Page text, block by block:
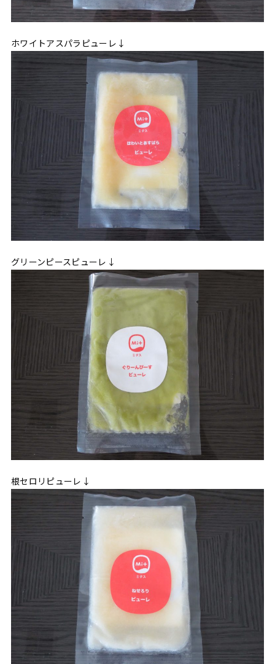
ホワイトアスパラピューレ↓
グリーンピースピューレ↓
根セロリピューレ↓